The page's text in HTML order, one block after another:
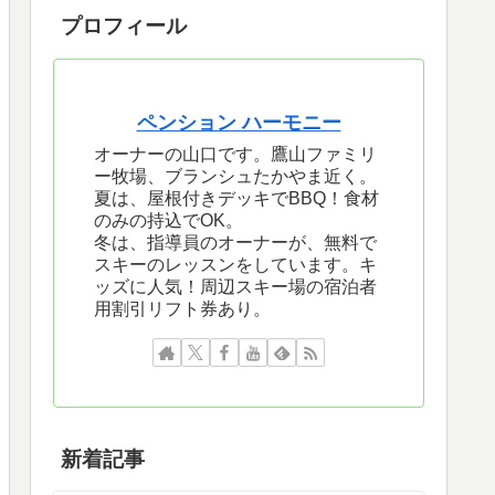
プロフィール
ペンション ハーモニー
オーナーの山口です。鷹山ファミリ
ー牧場、ブランシュたかやま近く。
夏は、屋根付きデッキでBBQ！食材
のみの持込でOK。
冬は、指導員のオーナーが、無料で
スキーのレッスンをしています。キ
ッズに人気！周辺スキー場の宿泊者
用割引リフト券あり。
新着記事